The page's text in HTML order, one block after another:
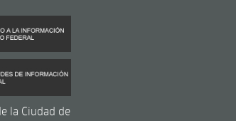
la Ciudad de